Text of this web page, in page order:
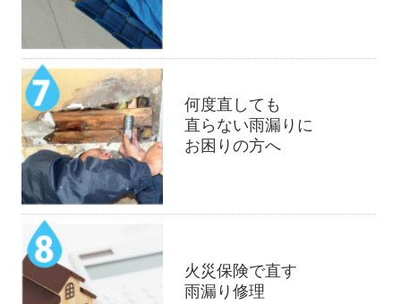
何度直しても
直らない雨漏りに
お困りの方へ
火災保険で直す
雨漏り修理